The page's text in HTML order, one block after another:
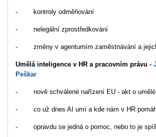
- kontroly odměňování
- nelegální zprostředkování
- změny v agenturním zaměstnávání a
Umělá inteligence v HR a pracovním právu -
Peškar
- nově schválené nařízení EU - akt o umělé
- co už dnes AI umí a kde nám v HR
- opravdu se jedná o pomoc, nebo to je spíš